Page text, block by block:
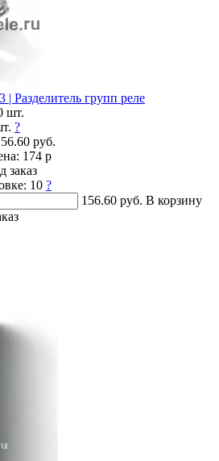
| Разделитель групп реле
шт.
?
руб.
174 р
заказ
10 ?
156.60 руб. В корзину